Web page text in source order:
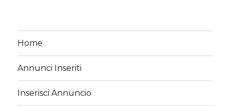
Home
Annunci Inseriti
Inserisci Annuncio